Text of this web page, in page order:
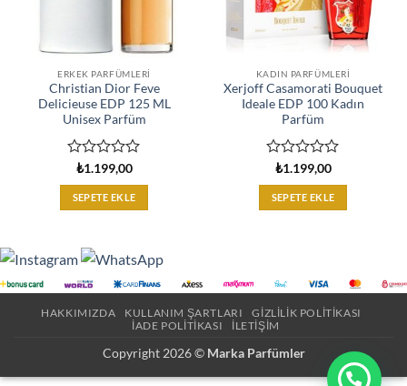
ERKEK PARFÜMLERI
Christian Dior Feve
Delicieuse EDP 125 ML
Unisex Parfüm
üzerinden
0
oy
₺1.199,00
SEPETE EKLE
KADIN PARFÜMLERI
Xerjoff Casamorati Bouquet
Ideale EDP 100 Kadın
Parfüm
üzerinden
0
oy
₺1.199,00
SEPETE EKLE
HAKKIMIZDA KULLANIM ŞARTLARI
GIZLILIK POLITIKASI
İADE POLITIKASI
İLETIŞIM
Copyright 2026 © Marka Parfümler